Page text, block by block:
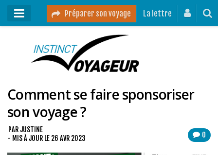
Préparer son voyage La lettre
Mon podcast
Destinations
Mes ressources pour voyager
Guides voyages
Comment se faire sponsoriser
son voyage ?
0
PAR JUSTINE
- MIS À JOUR LE 26 AVR 2023